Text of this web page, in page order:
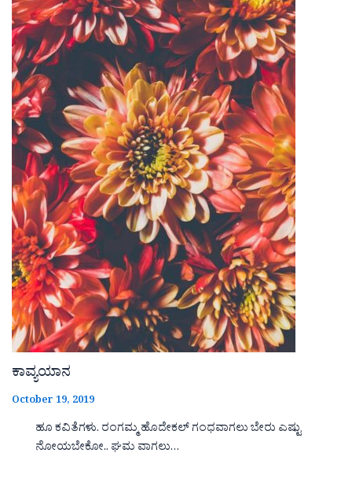
ಕಾವ್ಯಯಾನ
October 19, 2019
ಹೂ ಕವಿತೆಗಳು. ರಂಗಮ್ಮ ಹೊದೇಕಲ್ ಗಂಧವಾಗಲು ಬೇರು ಎಷ್ಟು
ನೋಯಬೇಕೋ.. ಘಮ ವಾಗಲು…